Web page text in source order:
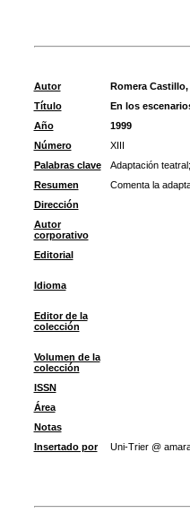
Autor
Romera
Título
En los
Año
1999
Número
XIII
Palabras clave
Adaptación teatral;
Resumen
Comenta la
Dirección
Autor
corporativo
Editorial
Idioma
Editor de la
colección
Volumen de la
colección
ISSN
Área
Notas
Insertado por
Uni-Trier @